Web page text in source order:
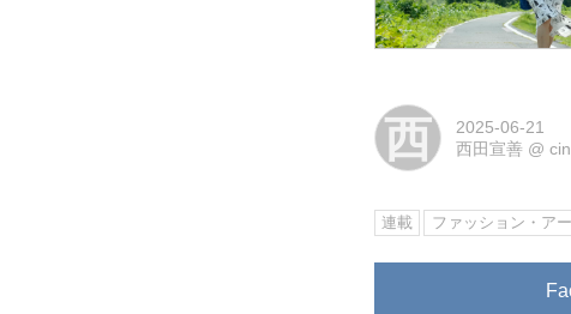
西
2025-06-21
西田宣善 @
連載 ファッション・ア